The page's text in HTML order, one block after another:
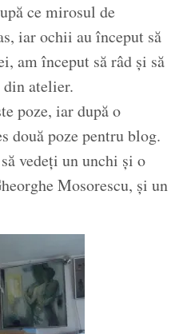
ce mirosul de
iar ochii au început să
am început să râd și să
atelier.
poze, iar după o
două poze pentru blog.
vedeți un unchi și o
Mosorescu, și un